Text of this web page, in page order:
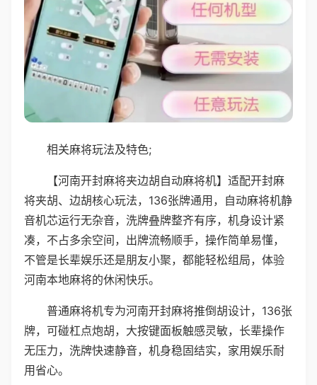
相关麻将玩法及特色;
【河南开封麻将夹边胡自动麻将机】适配开封麻
将夹胡、边胡核心玩法，136张牌通用，自动麻将机静
音机芯运行无杂音，洗牌叠牌整齐有序，机身设计紧
凑，不占多余空间，出牌流畅顺手，操作简单易懂，
不管是长辈娱乐还是朋友小聚，都能轻松组局，体验
河南本地麻将的休闲快乐。
普通麻将机专为河南开封麻将推倒胡设计，136张
牌，可碰杠点炮胡，大按键面板触感灵敏，长辈操作
无压力，洗牌快速静音，机身稳固结实，家用娱乐耐
用省心。